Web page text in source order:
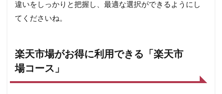
ス」
がお
得
トラ
ベル
コー
違いをしっかりと把握し、最適な選択ができるようにし
てくださいね。
楽天市場がお得に利用できる「楽天市
場コース」